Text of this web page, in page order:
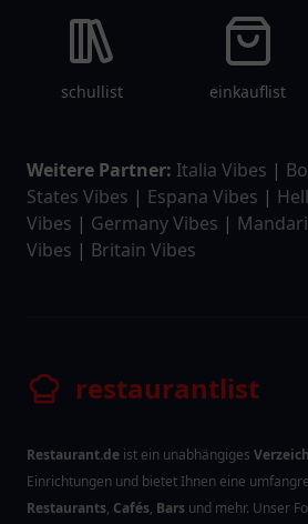
schullist einkauflist
Weitere Partner: Italia Vibes |
States Vibes | Espana Vibes |
Vibes | Germany Vibes |
Vibes | Britain Vibes
restaurantlist
Restaurant.de ist ein unabhängiges
Einrichtungen und bietet Ihnen eine
Restaurants, Cafés, Bars und mehr. Unser